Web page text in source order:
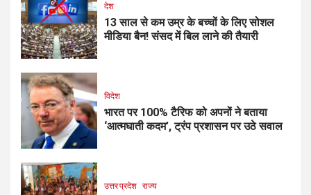
देश
13 साल से कम उम्र के बच्चों के लिए सोशल
मीडिया बैन! संसद में बिल लाने की तैयारी
विदेश
भारत पर 100% टैरिफ को अपनों ने बताया
‘आत्मघाती कदम’, ट्रंप प्रशासन पर उठे सवाल
उत्तर प्रदेश राज्य